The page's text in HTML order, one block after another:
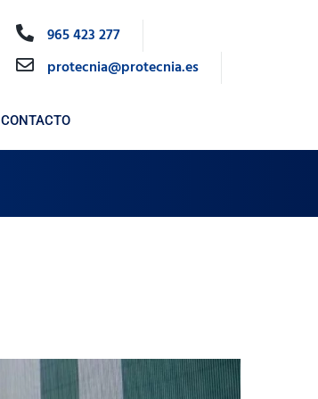
965 423 277
protecnia@protecnia.es
CONTACTO